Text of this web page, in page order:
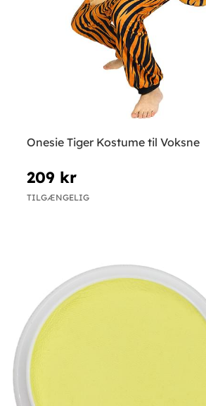
Onesie Tiger Kostume til Voksne
209 kr
TILGÆNGELIG